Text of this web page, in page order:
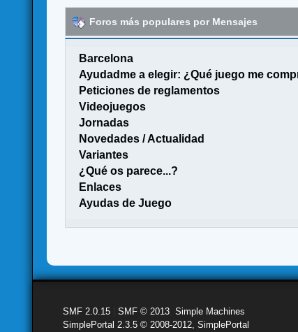
Foros más populares por Mensajes
Barcelona
Ayudadme a elegir: ¿Qué juego me
Peticiones de reglamentos
Videojuegos
Jornadas
Novedades / Actualidad
Variantes
¿Qué os parece...?
Enlaces
Ayudas de Juego
SMF 2.0.15 |SMF © 2013 ,Simple Machines
SimplePortal 2.3.5 © 2008-2012, SimplePortal